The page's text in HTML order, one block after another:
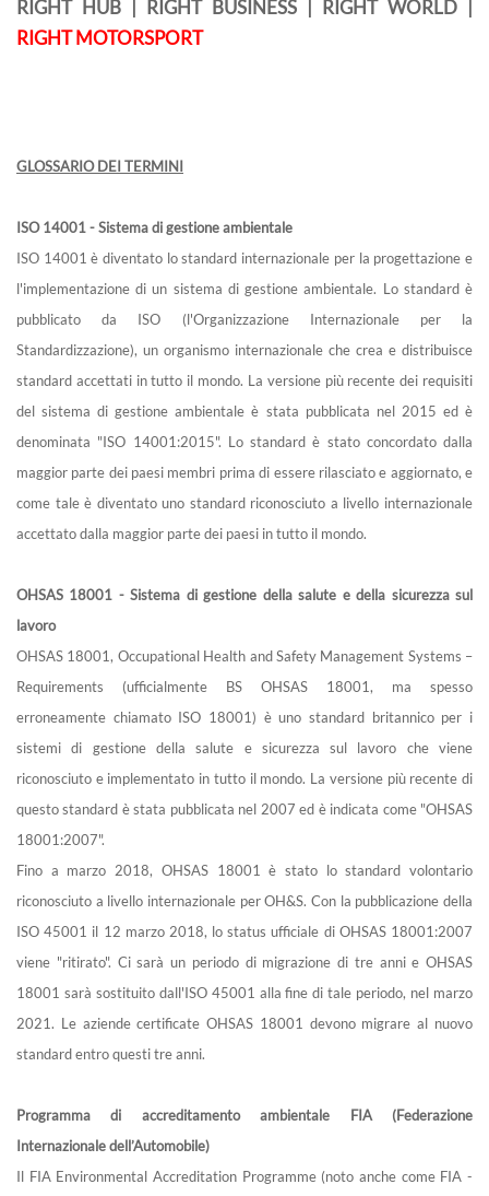
RIGHT HUB | RIGHT BUSINESS | RIGHT WORLD |
RIGHT MOTORSPORT
GLOSSARIO DEI TERMINI
ISO 14001 - Sistema di gestione ambientale
ISO 14001 è diventato lo standard internazionale per la progettazione e
l'implementazione di un sistema di gestione ambientale. Lo standard è
pubblicato da ISO (l'Organizzazione Internazionale per la
Standardizzazione), un organismo internazionale che crea e distribuisce
standard accettati in tutto il mondo. La versione più recente dei requisiti
del sistema di gestione ambientale è stata pubblicata nel 2015 ed è
denominata "ISO 14001:2015". Lo standard è stato concordato dalla
maggior parte dei paesi membri prima di essere rilasciato e aggiornato, e
come tale è diventato uno standard riconosciuto a livello internazionale
accettato dalla maggior parte dei paesi in tutto il mondo.
OHSAS 18001 - Sistema di gestione della salute e della sicurezza sul
lavoro
OHSAS 18001, Occupational Health and Safety Management Systems –
Requirements (ufficialmente BS OHSAS 18001, ma spesso
erroneamente chiamato ISO 18001) è uno standard britannico per i
sistemi di gestione della salute e sicurezza sul lavoro che viene
riconosciuto e implementato in tutto il mondo. La versione più recente di
questo standard è stata pubblicata nel 2007 ed è indicata come "OHSAS
18001:2007".
Fino a marzo 2018, OHSAS 18001 è stato lo standard volontario
riconosciuto a livello internazionale per OH&S. Con la pubblicazione della
ISO 45001 il 12 marzo 2018, lo status ufficiale di OHSAS 18001:2007
viene "ritirato". Ci sarà un periodo di migrazione di tre anni e OHSAS
18001 sarà sostituito dall'ISO 45001 alla fine di tale periodo, nel marzo
2021. Le aziende certificate OHSAS 18001 devono migrare al nuovo
standard entro questi tre anni.
Programma di accreditamento ambientale FIA (Federazione
Internazionale dell’Automobile)
Il FIA Environmental Accreditation Programme (noto anche come FIA -